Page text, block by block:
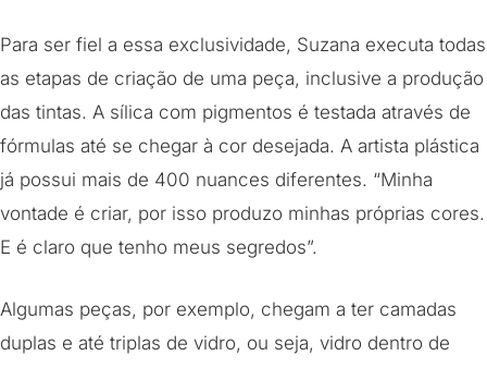
Para ser fiel a essa exclusividade, Suzana executa todas
as etapas de criação de uma peça, inclusive a produção
das tintas. A sílica com pigmentos é testada através de
fórmulas até se chegar à cor desejada. A artista plástica
já possui mais de 400 nuances diferentes. “Minha
vontade é criar, por isso produzo minhas próprias cores.
E é claro que tenho meus segredos”.
Algumas peças, por exemplo, chegam a ter camadas
duplas e até triplas de vidro, ou seja, vidro dentro de